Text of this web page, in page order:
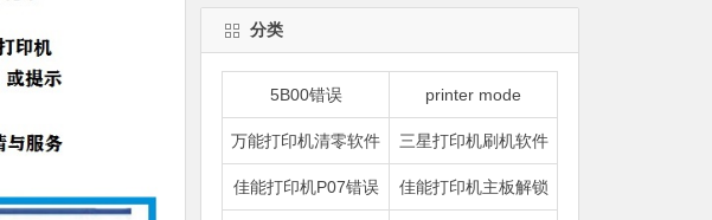
分类
5B00错误 printer mode
万能打印机清零软件 三星打印机刷机软件
佳能打印机P07错误 佳能打印机主板解锁